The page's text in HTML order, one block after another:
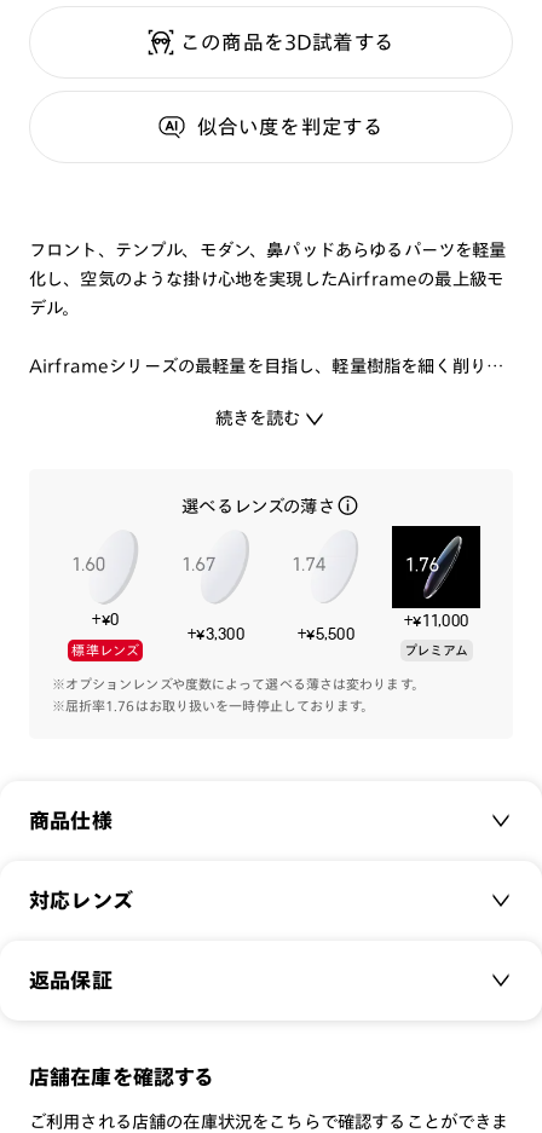
この商品を3D試着する
似合い度を判定する
フロント、テンプル、モダン、鼻パッドあらゆるパーツを軽量
化し、空気のような掛け心地を実現したAirframeの最上級モ
デル。
Airframeシリーズの最軽量を目指し、軽量樹脂を細く削り上
用し、外観にもこだわりました。
顔にかかる部分には、肌に負担のかかりにくい素材を採用する
ことで、快適なかけ心地を提供します。
ズレにくくスッキリと掛けやすいJINS史上究極の軽さを提供す
る1本です。
※こちらの商品のカラー・柄によっては個体差がございます。
続きを読む
選べるレンズの薄さ
+¥0
標準レンズ
+¥3,300 +¥5,500
+¥11,000
プレミアム
※オプションレンズや度数によって選べる薄さは変わります。
※屈折率1.76はお取り扱いを一時停止しております。
商品仕様
商品名：
サイズ：
シリーズ： Airframe
性別： WOMEN
対応レンズ
クリアレンズ（常用・老眼鏡用）
JINS SCREEN
返品保証
メガネの度数が合わなくなっても、
店舗在庫を確認する
ご利用される店舗の在庫状況をこちらで確認することができま